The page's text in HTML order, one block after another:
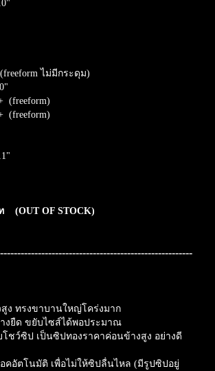
ไม่มีกระดุม)
(freeform)
(OUT OF STOCK)
สูง ทรงขาบานใหญ่โคร่งมาก
างยืด ขยับไซส์ได้พอประมาณ
ชว์ซิป เป็นซิปทองราคาค่อนข้างสูง อย่างดี
คอัตโนมัติ เพื่อไม่ให้ซิปลื่นไหล (มีรูปซิปอยู่